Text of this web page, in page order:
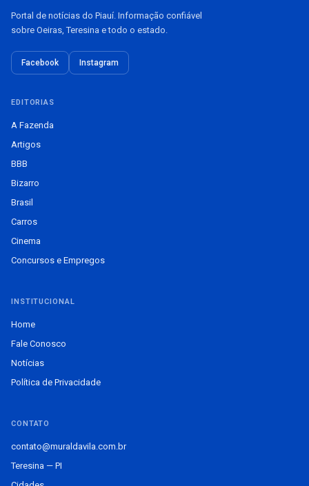
Portal de notícias do Piauí. Informação confiável
sobre Oeiras, Teresina e todo o estado.
Facebook Instagram
EDITORIAS
A Fazenda
Artigos
BBB
Bizarro
Brasil
Carros
Cinema
Concursos e Empregos
INSTITUCIONAL
Home
Fale Conosco
Notícias
Política de Privacidade
CONTATO
contato@muraldavila.com.br
Teresina — PI